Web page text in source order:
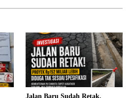
Jalan Baru Sudah Retak,